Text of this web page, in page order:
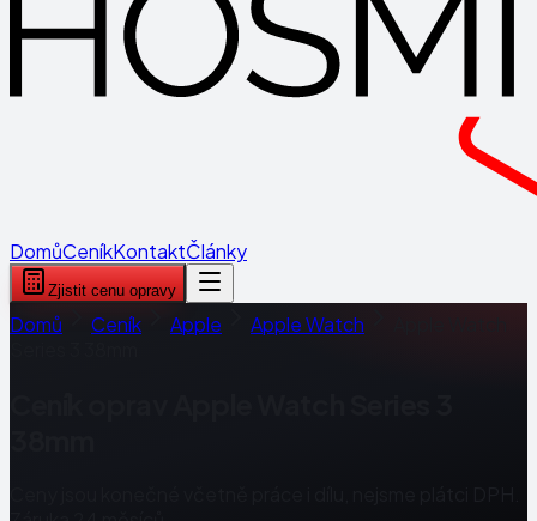
DomůCeníkKontaktČlánky
Zjistit cenu opravy
Domů Ceník Apple Apple Watch